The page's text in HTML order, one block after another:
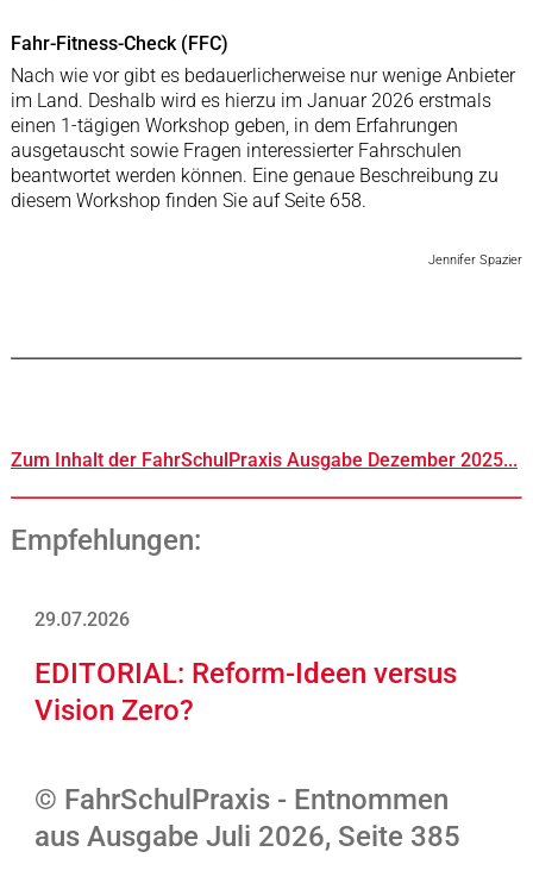
Fahr-Fitness-Check (FFC)
Nach wie vor gibt es bedauerlicherweise nur wenige Anbieter
im Land. Deshalb wird es hierzu im Januar 2026 erstmals
einen 1-tägigen Workshop geben, in dem Erfahrungen
ausgetauscht sowie Fragen interessierter Fahrschulen
beantwortet werden können. Eine genaue Beschreibung zu
diesem Workshop finden Sie auf Seite 658.
Jennifer Spazier
Zum Inhalt der FahrSchulPraxis Ausgabe Dezember 2025...
Empfehlungen:
29.07.2026
EDITORIAL: Reform-Ideen versus
Vision Zero?
© FahrSchulPraxis - Entnommen
aus Ausgabe Juli 2026, Seite 385